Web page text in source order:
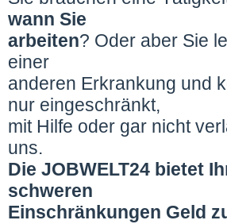
wann Sie
arbeiten? Oder aber Sie
einer
anderen Erkrankung und
nur eingeschränkt,
mit Hilfe oder gar nicht
uns.
Die JOBWELT24 bietet
schweren
Einschränkungen Geld